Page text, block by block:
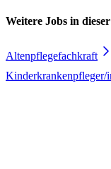
Weitere Jobs in
Altenpflegefachkraft
Kinderkrankenpfleger/